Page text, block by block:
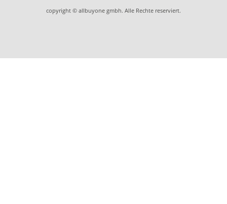
copyright © allbuyone gmbh. Alle Rechte reserviert.